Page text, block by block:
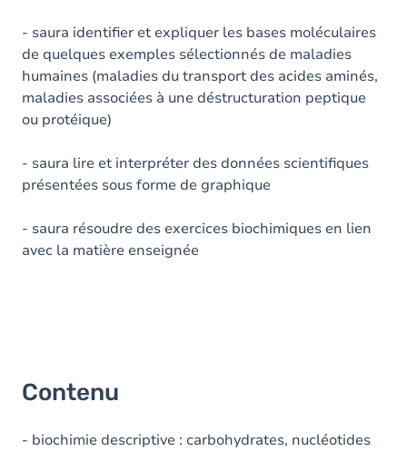
- saura identifier et expliquer les bases moléculaires
de quelques exemples sélectionnés de maladies
humaines (maladies du transport des acides aminés,
maladies associées à une déstructuration peptique
ou protéique)
- saura lire et interpréter des données scientifiques
présentées sous forme de graphique
- saura résoudre des exercices biochimiques en lien
avec la matière enseignée
Contenu
- biochimie descriptive : carbohydrates, nucléotides